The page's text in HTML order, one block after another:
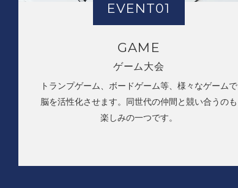
EVENT01
GAME
ゲーム大会
トランプゲーム、ボードゲーム等、様々なゲームで
脳を活性化させます。同世代の仲間と競い合うのも
楽しみの一つです。